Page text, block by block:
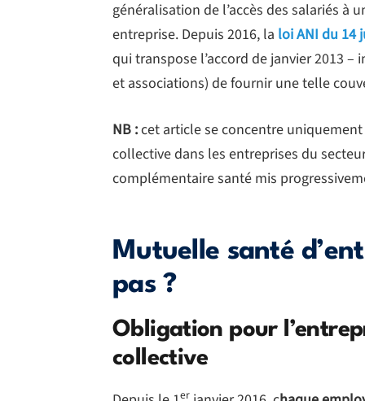
généralisation de l’accès des salariés à
entreprise. Depuis 2016, la loi ANI du 14
qui transpose l’accord de janvier 2013
et associations) de fournir une telle
NB :cet article se concentre
collective dans les entreprises du
complémentaire santé mis
Mutuelle santé
pas ?
Obligation pour
collective
er